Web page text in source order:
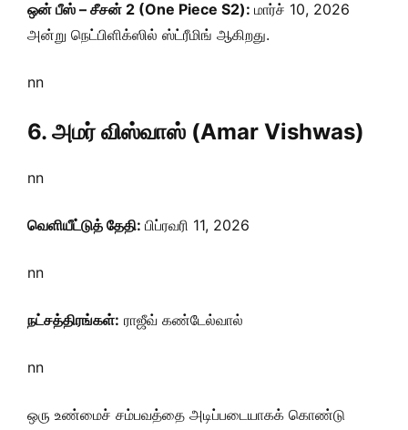
ஒன் பீஸ் – சீசன் 2 (One Piece S2): மார்ச் 10, 2026
அன்று நெட்பிளிக்ஸில் ஸ்ட்ரீமிங் ஆகிறது.
nn
6. அமர் விஸ்வாஸ் (Amar Vishwas)
nn
வெளியீட்டுத் தேதி: பிப்ரவரி 11, 2026
nn
நட்சத்திரங்கள்: ராஜீவ் கண்டேல்வால்
nn
ஒரு உண்மைச் சம்பவத்தை அடிப்படையாகக் கொண்டு